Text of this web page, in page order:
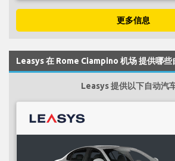
更多信息
Leasys 在 Rome Ciampino 机场 提供哪些
Leasys 提供以下自动汽